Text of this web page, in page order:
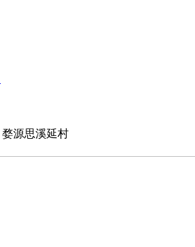
婺源思溪延村